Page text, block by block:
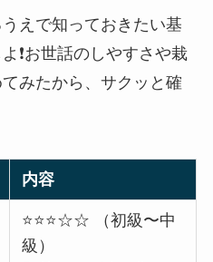
えで知っておきたい基
❗お世話のしやすさや栽
みたから、サクッと確
内容
⭐️⭐️⭐️☆☆ （初級〜中
級）